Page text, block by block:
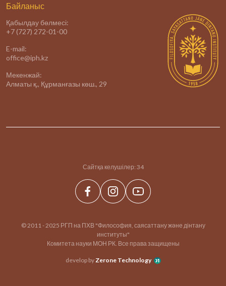
Байланыс
Қабылдау бөлмесі:
+7 (727) 272-01-00
E-mail:
office@iph.kz
Мекенжай:
Алматы қ., Құрманғазы көш., 29
Сайтқа келушілер: 34
© 2011 - 2025 РГП на ПХВ "Философия, саясаттану және дінтану
институты"
Комитета науки МОН РК. Все права защищены
develop byZerone Technology